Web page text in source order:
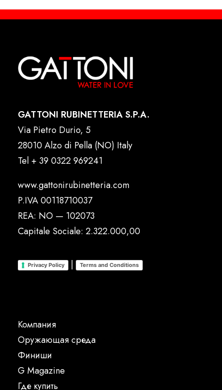
GATTONI RUBINETTERIA S.P.A.
Via Pietro Durio, 5
28010 Alzo di Pella (NO) Italy
Tel + 39 0322 969241
www.gattonirubinetteria.com
P.IVA 00118710037
REA: NO — 102073
Capitale Sociale: 2.322.000,00
Privacy Policy | Terms and Conditions
Компания
Oружающая среда
Финиши
G Magazine
Где купить